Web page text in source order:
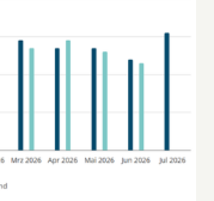
im Juli deutlich